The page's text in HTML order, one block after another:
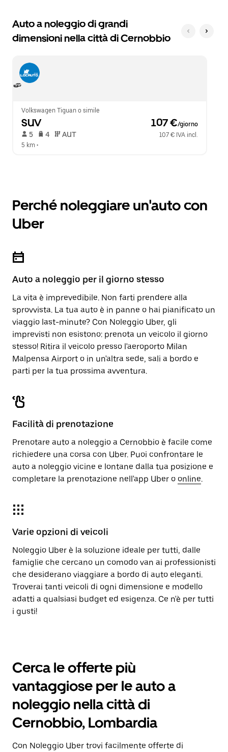
Auto a noleggio di grandi
dimensioni nella città di Cernobbio
Volkswagen Tiguan o simile
SUV 107 €/giorno
5 4 AUT
107 € IVA incl.
5 km •
Perché noleggiare un'auto con
Uber
Auto a noleggio per il giorno stesso
La vita è imprevedibile. Non farti prendere alla
sprovvista. La tua auto è in panne o hai pianificato un
viaggio last-minute? Con Noleggio Uber, gli
imprevisti non esistono: prenota un veicolo il giorno
stesso! Ritira il veicolo presso l'aeroporto Milan
Malpensa Airport o in un'altra sede, sali a bordo e
parti per la tua prossima avventura.
Facilità di prenotazione
Prenotare auto a noleggio a Cernobbio è facile come
richiedere una corsa con Uber. Puoi confrontare le
auto a noleggio vicine e lontane dalla tua posizione e
completare la prenotazione nell'app Uber o online.
Varie opzioni di veicoli
Noleggio Uber è la soluzione ideale per tutti, dalle
famiglie che cercano un comodo van ai professionisti
che desiderano viaggiare a bordo di auto eleganti.
Troverai tanti veicoli di ogni dimensione e modello
adatti a qualsiasi budget ed esigenza. Ce n'è per tutti
i gusti!
Cerca le offerte più
vantaggiose per le auto a
noleggio nella città di
Cernobbio, Lombardia
Con Noleggio Uber trovi facilmente offerte di